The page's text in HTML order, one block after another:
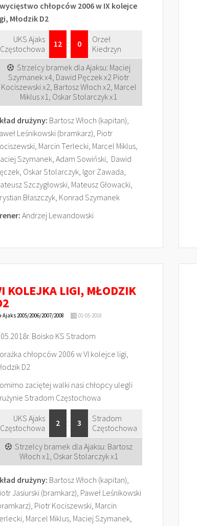
chłopców 2006 w IX kolejce
Młodzik D2
UKS Ajaks
Częstochowa
12 : 0
Orzeł
Kiedrzyn
Strzelcy bramek dla Ajaksu: Maciej
Szymanek x4, Dawid Pęczek x2 Piotr
Kociszewski x2, Bartosz Włoch x2, Marcel
Miklus x1, Oskar Stolarczyk x1
drużyny: Bartosz Włoch (kapitan),
Leśnikowski (bramkarz), Piotr
Marcin Terlecki, Marcel Miklus,
Szymanek, Adam Sowiński, Dawid
Oskar Stolarczyk, Igor Zawada,
Szczygłowski, Mateusz Głowacki,
Błaszczyk, Konrad Szymanek
Andrzej Lewandowski
KOLEJKA LIGI, MŁODZIK
Ajaks 2005/2006/2007/2008 01-05-2018
Boisko KS Stradom
chłopców 2006 w VI kolejce ligi,
D2
zaciętej walki nasi chłopcy ulegli
Stradom Częstochowa
UKS Ajaks
Częstochowa
2 : 3
Stradom
Częstochowa
Strzelcy bramek dla Ajaksu: Bartosz
Włoch x1, Oskar Stolarczyk x1
drużyny: Bartosz Włoch (kapitan),
Jasiurski (bramkarz), Paweł Leśnikowski
Piotr Kociszewski, Marcin
Marcel Miklus, Maciej Szymanek,